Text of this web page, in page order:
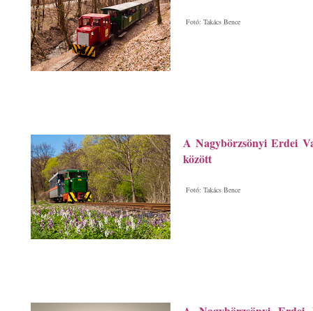
Fotó: Takács Bence
A Nagybörzsönyi Erdei
között
Fotó: Takács Bence